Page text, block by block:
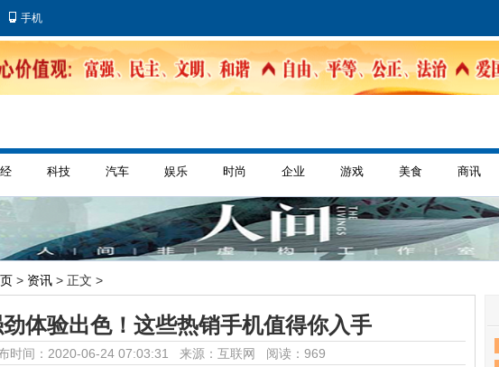
手机
科技 汽车 娱乐 时尚 企业 游戏 美食 商讯
> 资讯 > 正文 >
体验出色！这些热销手机值得你入手
时间：2020-06-24 07:03:31 来源：互联网 阅读：969